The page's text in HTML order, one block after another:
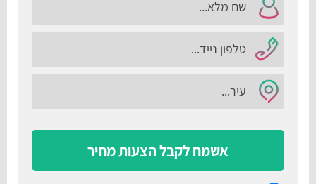
אשמח לקבל הצעות מחיר